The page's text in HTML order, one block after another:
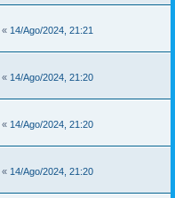
« 14/Ago/2024, 21:21
« 14/Ago/2024, 21:20
« 14/Ago/2024, 21:20
« 14/Ago/2024, 21:20